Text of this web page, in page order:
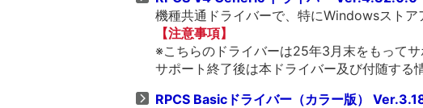
機種共通ドライバーで、特にWindowsストア
【注意事項】
※こちらのドライバーは25年3月末をもってサ
サポート終了後は本ドライバー及び付随する
RPCS Basicドライバー（カラー版）